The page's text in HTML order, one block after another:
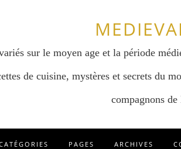
sur le moyen age et la période
de cuisine, mystères et secrets du
compagnons
PAGES ARCHIVES